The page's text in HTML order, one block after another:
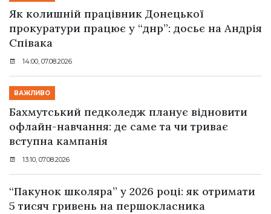
Як колишній працівник Донецької
прокуратури працює у “днр”: досьє на Андрія
Співака
14:00, 07.08.2026
ВАЖЛИВО
Бахмутський педколедж планує відновити
офлайн-навчання: де саме та чи триває
вступна кампанія
13:10, 07.08.2026
“Пакунок школяра” у 2026 році: як отримати
5 тисяч гривень на першокласника